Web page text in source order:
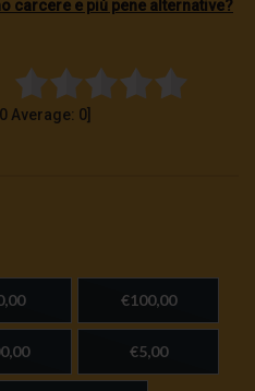
carcere e più pene alternative?
0 Average: 0
€100,00
€5,00